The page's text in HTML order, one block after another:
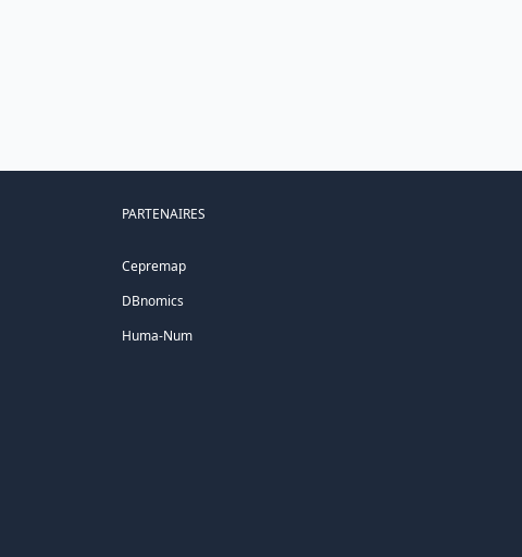
PARTENAIRES
Cepremap
DBnomics
Huma-Num